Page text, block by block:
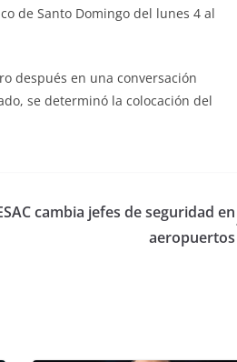
de Santo Domingo del lunes 4 al
después en una conversación
se determinó la colocación del
cambia jefes de seguridad en
aeropuertos